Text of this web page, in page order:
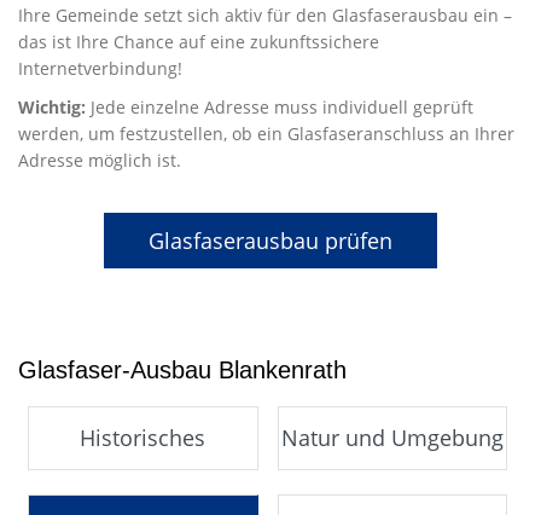
Ihre Gemeinde setzt sich aktiv für den Glasfaserausbau ein –
das ist Ihre Chance auf eine zukunftssichere
Internetverbindung!
Wichtig: Jede einzelne Adresse muss individuell geprüft
werden, um festzustellen, ob ein Glasfaseranschluss an Ihrer
Adresse möglich ist.
Glasfaserausbau prüfen
Glasfaser-Ausbau Blankenrath
Historisches Natur und Umgebung